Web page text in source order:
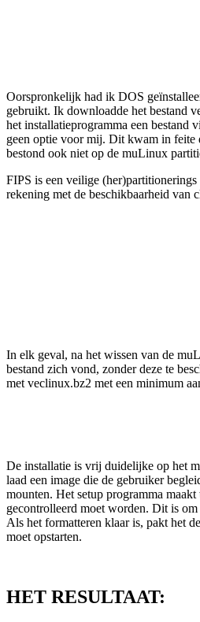
Oorspronkelijk had ik DOS
gebruikt. Ik downloadde het bestand
het installatieprogramma een bestand
geen optie voor mij. Dit kwam in feite
bestond ook niet op de muLinux
FIPS is een veilige
rekening met de beschikbaarheid van
In elk geval, na het wissen van de
bestand zich vond, zonder deze te
met veclinux.bz2 met een minimum
De installatie is vrij duidelijke op het
laad een image die de gebruiker
mounten. Het setup programma
gecontrolleerd moet worden. Dit is
Als het formatteren klaar is, pakt het
moet opstarten.
HET RESULTAAT: